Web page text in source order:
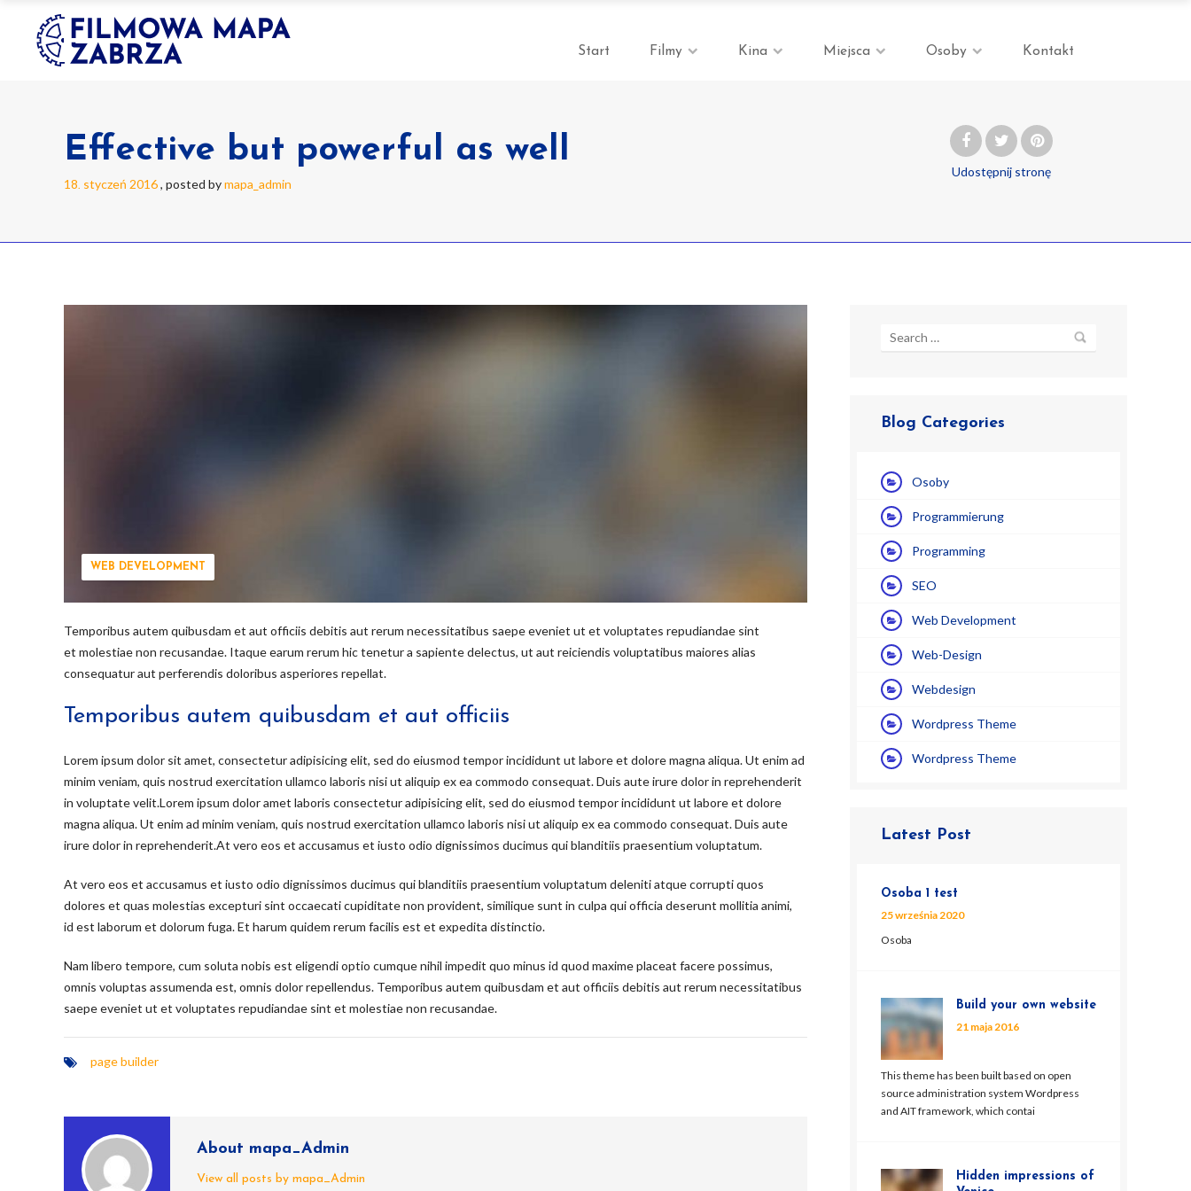
Start Filmy Kina Miejsca Osoby Kontakt
Effective but powerful as well
18. styczeń 2016 posted bymapa_admin
Udostępnij stronę
WEB DEVELOPMENT
Temporibus autem quibusdam et aut officiis debitis aut rerum necessitatibus saepe eveniet ut et voluptates repudiandae sint
et molestiae non recusandae. Itaque earum rerum hic tenetur a sapiente delectus, ut aut reiciendis voluptatibus maiores alias
consequatur aut perferendis doloribus asperiores repellat.
Temporibus autem quibusdam et aut officiis
Lorem ipsum dolor sit amet, consectetur adipisicing elit, sed do eiusmod tempor incididunt ut labore et dolore magna aliqua. Ut enim ad
minim veniam, quis nostrud exercitation ullamco laboris nisi ut aliquip ex ea commodo consequat. Duis aute irure dolor in reprehenderit
in voluptate velit.Lorem ipsum dolor amet laboris consectetur adipisicing elit, sed do eiusmod tempor incididunt ut labore et dolore
magna aliqua. Ut enim ad minim veniam, quis nostrud exercitation ullamco laboris nisi ut aliquip ex ea commodo consequat. Duis aute
irure dolor in reprehenderit.At vero eos et accusamus et iusto odio dignissimos ducimus qui blanditiis praesentium voluptatum.
At vero eos et accusamus et iusto odio dignissimos ducimus qui blanditiis praesentium voluptatum deleniti atque corrupti quos
dolores et quas molestias excepturi sint occaecati cupiditate non provident, similique sunt in culpa qui officia deserunt mollitia animi,
id est laborum et dolorum fuga. Et harum quidem rerum facilis est et expedita distinctio.
Nam libero tempore, cum soluta nobis est eligendi optio cumque nihil impedit quo minus id quod maxime placeat facere possimus,
omnis voluptas assumenda est, omnis dolor repellendus. Temporibus autem quibusdam et aut officiis debitis aut rerum necessitatibus
saepe eveniet ut et voluptates repudiandae sint et molestiae non recusandae.
page builder
About mapa_Admin
View all posts by mapa_Admin
Blog Categories
Osoby
Programmierung
Programming
SEO
Web Development
Web-Design
Webdesign
Wordpress Theme
Wordpress Theme
Latest Post
Osoba 1 test
25 września 2020
Osoba
Build your own website
21 maja 2016
This theme has been built based on open
source administration system Wordpress
and AIT framework, which contai
Hidden impressions of